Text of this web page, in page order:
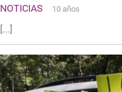
NOTICIAS 10 años
[...]